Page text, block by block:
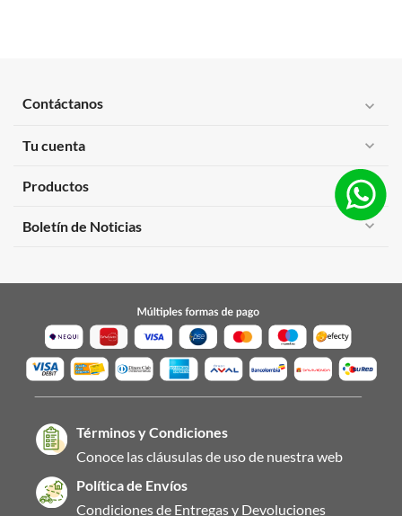
Contáctanos expand_more
Tu cuenta expand_more
Productos expand_more
Boletín de Noticias expand_more
Términos y Condiciones
Conoce las cláusulas de uso de nuestra web
Política de Envíos
Condiciones de Entregas y Devoluciones